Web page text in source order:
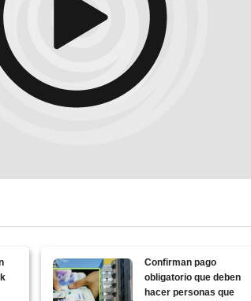
Confirman pago
obligatorio que deben
hacer personas que